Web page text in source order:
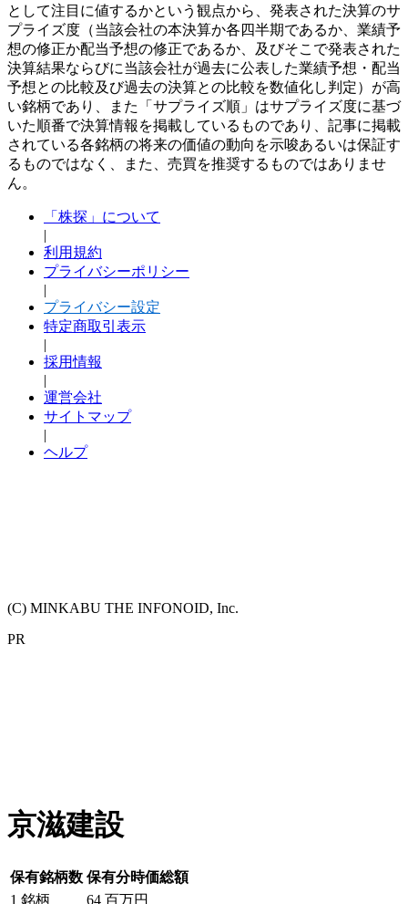
として注目に値するかという観点から、発表された決算のサ
プライズ度（当該会社の本決算か各四半期であるか、業績予
想の修正か配当予想の修正であるか、及びそこで発表された
決算結果ならびに当該会社が過去に公表した業績予想・配当
予想との比較及び過去の決算との比較を数値化し判定）が高
い銘柄であり、また「サプライズ順」はサプライズ度に基づ
いた順番で決算情報を掲載しているものであり、記事に掲載
されている各銘柄の将来の価値の動向を示唆あるいは保証す
るものではなく、また、売買を推奨するものではありませ
ん。
「株探」について
|
利用規約
プライバシーポリシー
|
プライバシー設定
特定商取引表示
|
採用情報
|
運営会社
サイトマップ
|
ヘルプ
(C) MINKABU THE INFONOID, Inc.
PR
京滋建設
保有銘柄数 保有分時価総額
1 銘柄 64 百万円